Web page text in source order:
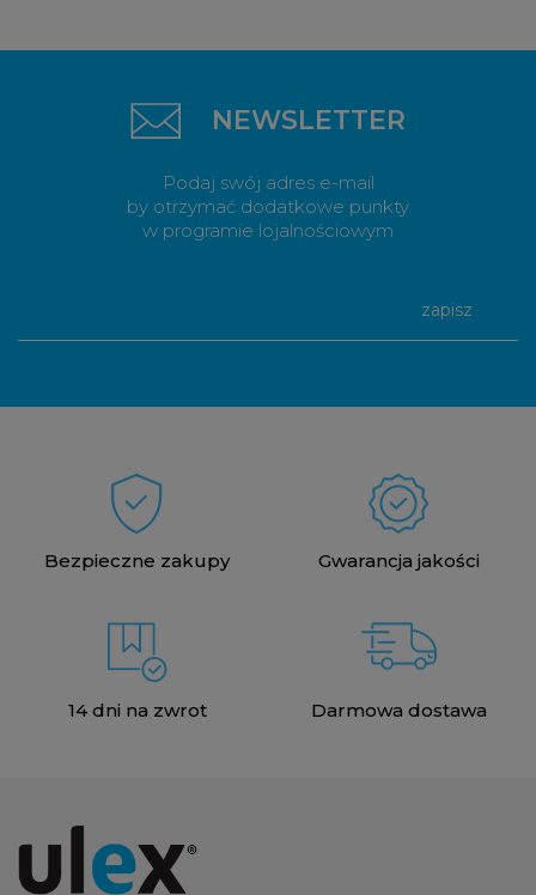
NEWSLETTER
Podaj swój adres e-mail
by otrzymać dodatkowe punkty
w programie lojalnościowym
zapisz
Bezpieczne zakupy Gwarancja jakości
14 dni na zwrot Darmowa dostawa